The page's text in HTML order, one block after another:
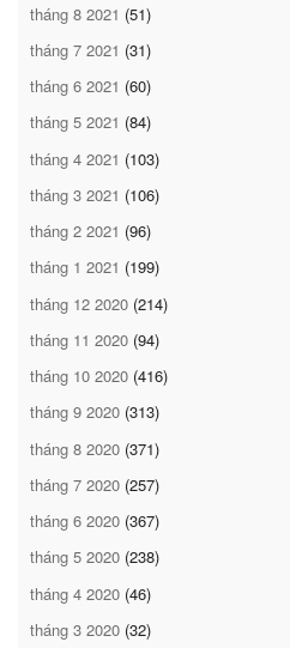
tháng 8 2021 (51)
tháng 7 2021 (31)
tháng 6 2021 (60)
tháng 5 2021 (84)
tháng 4 2021 (103)
tháng 3 2021 (106)
tháng 2 2021 (96)
tháng 1 2021 (199)
tháng 12 2020 (214)
tháng 11 2020 (94)
tháng 10 2020 (416)
tháng 9 2020 (313)
tháng 8 2020 (371)
tháng 7 2020 (257)
tháng 6 2020 (367)
tháng 5 2020 (238)
tháng 4 2020 (46)
tháng 3 2020 (32)